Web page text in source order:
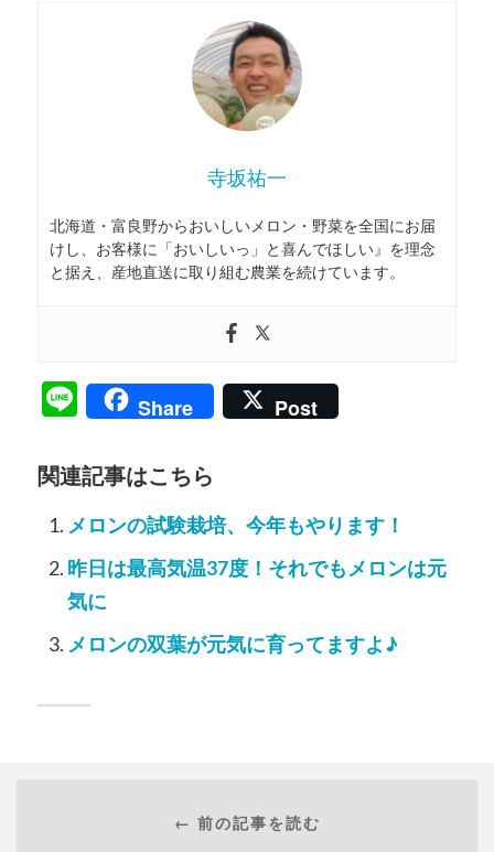
寺坂祐一
北海道・富良野からおいしいメロン・野菜を全国にお届
けし、お客様に「おいしいっ」と喜んでほしい』を理念
と据え、産地直送に取り組む農業を続けています。
LineShare Post
関連記事はこちら
メロンの試験栽培、今年もやります！
昨日は最高気温37度！それでもメロンは元
気に
メロンの双葉が元気に育ってますよ♪
← 前の記事を読む